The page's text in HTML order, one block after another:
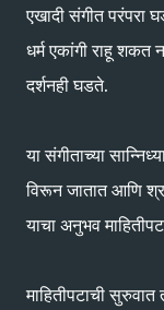
एखादी संगीत परंपरा
धर्म एकांगी राहू शकत
दर्शनही घडते.
या संगीताच्या
विरून जातात आणि
याचा अनुभव
माहितीपटाची